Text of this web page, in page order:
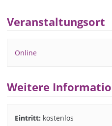
Veranstaltungsort
Online
Weitere
Eintritt: kostenlos